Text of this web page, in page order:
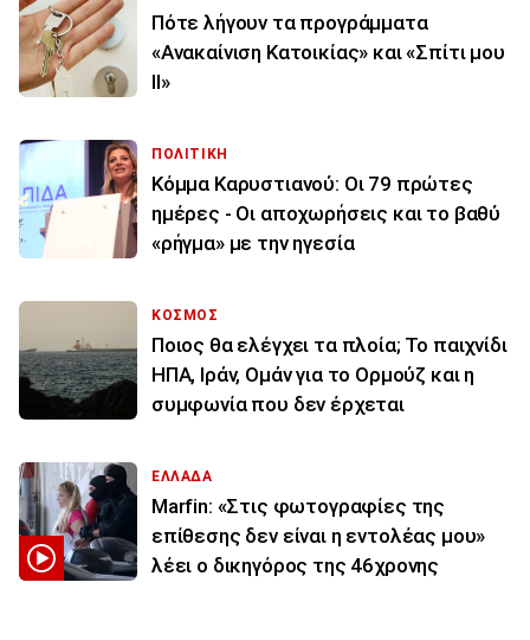
Πότε λήγουν τα προγράμματα
«Ανακαίνιση Κατοικίας» και «Σπίτι μου
ΙΙ»
ΠΟΛΙΤΙΚΗ
Κόμμα Καρυστιανού: Οι 79 πρώτες
ημέρες - Οι αποχωρήσεις και το βαθύ
«ρήγμα» με την ηγεσία
ΚΟΣΜΟΣ
Ποιος θα ελέγχει τα πλοία; Το παιχνίδι
ΗΠΑ, Ιράν, Ομάν για το Ορμούζ και η
συμφωνία που δεν έρχεται
ΕΛΛΑΔΑ
Marfin: «Στις φωτογραφίες της
επίθεσης δεν είναι η εντολέας μου»
λέει ο δικηγόρος της 46χρονης